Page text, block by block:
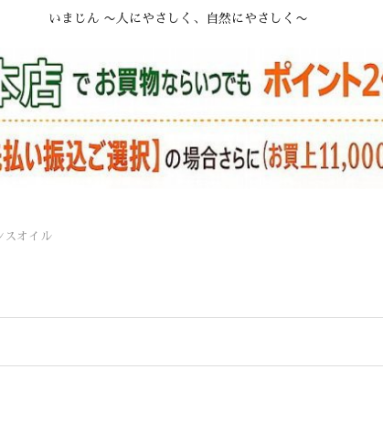
いまじん 〜人にやさしく、自然にやさしく〜
スオイル